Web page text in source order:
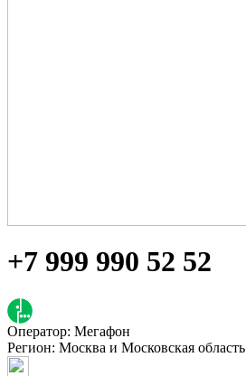
+7 999 990 52 52
Оператор: Мегафон
Регион: Москва и Московская область